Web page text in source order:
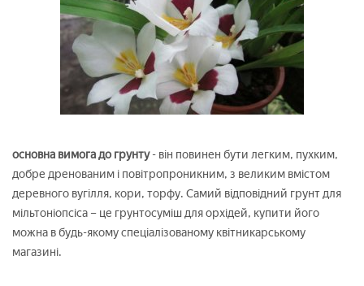
основна вимога до грунту- він повинен бути легким, пухким,
добре дренованим і повітропроникним, з великим вмістом
деревного вугілля, кори, торфу. Самий відповідний грунт для
мільтоніопсіса – це грунтосуміш для орхідей, купити його
можна в будь-якому спеціалізованому квітникарському
магазині.